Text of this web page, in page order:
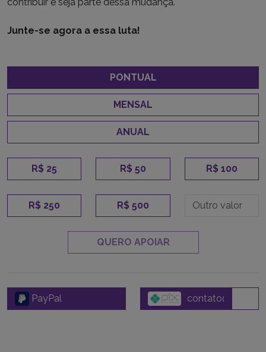
Junte-se agora a essa luta!
PONTUAL
MENSAL
ANUAL
R$ 25 R$ 50 R$ 100
R$ 250 R$ 500
QUERO APOIAR
PayPal